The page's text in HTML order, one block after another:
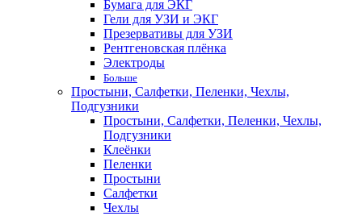
Бумага для ЭКГ
Гели для УЗИ и ЭКГ
Презервативы для УЗИ
Рентгеновская плёнка
Электроды
Больше
Простыни, Салфетки, Пеленки, Чехлы,
Подгузники
Простыни, Салфетки, Пеленки, Чехлы,
Подгузники
Клеёнки
Пеленки
Простыни
Салфетки
Чехлы